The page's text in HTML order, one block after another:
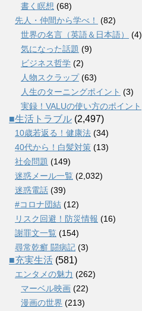
書く瞑想 (68)
先人・仲間から学べ！
(82)
世界の名言（英語＆日本語）
(4)
気になった話題 (9)
ビジネス哲学 (2)
人物スクラップ(63)
人生のターニングポイント (3)
実録！VALUの使い方のポイント
■生活トラブル (2,497)
10歳若返る！健康法 (34)
40代から！白髪対策 (13)
社会問題 (149)
迷惑メール一覧 (2,032)
迷惑電話 (39)
#コロナ団結 (12)
リスク回避！防災情報 (16)
謝罪文一覧 (154)
尋常乾癬 闘病記 (3)
■充実生活 (581)
エンタメの魅力 (262)
マーベル映画 (22)
漫画の世界 (213)